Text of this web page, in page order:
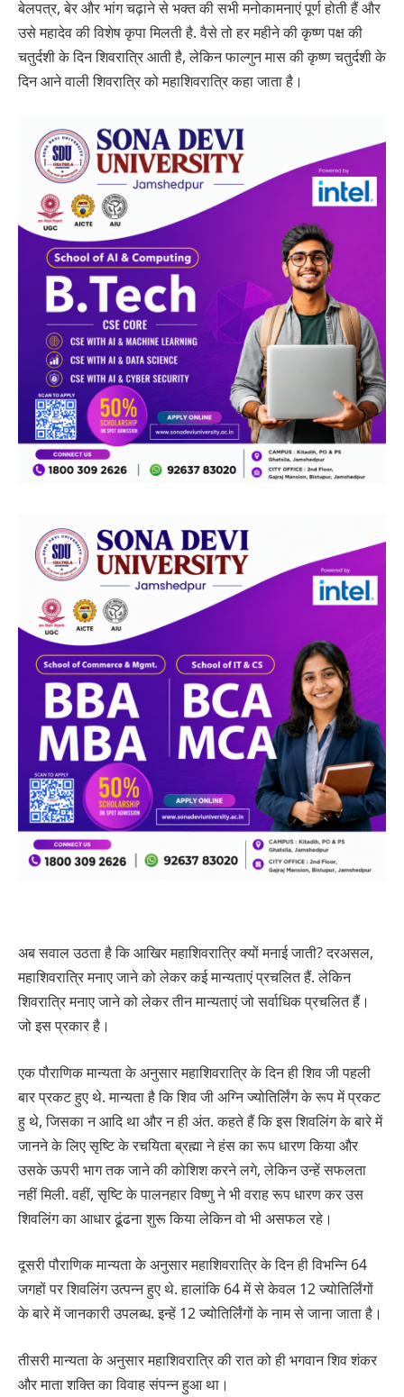
बेलपत्र, बेर और भांग चढ़ाने से भक्‍त की सभी मनोकामनाएं पूर्ण होती हैं और
उसे महादेव की विशेष कृपा मिलती है. वैसे तो हर महीने की कृष्ण पक्ष की
चतुर्दशी के दिन शिवरात्रि आती है, लेकिन फाल्‍गुन मास की कृष्‍ण चतुर्दशी के
दिन आने वाली शिवरात्रि को महाशिवरात्रि कहा जाता है।
अब सवाल उठता है कि आखिर महाशिवरात्रि क्‍यों मनाई जाती? दरअसल,
महाशिवरात्रि मनाए जाने को लेकर कई मान्‍यताएं प्रचलित हैं. लेकिन
शिवरात्रि मनाए जाने को लेकर तीन मान्‍यताएं जो सर्वाधिक प्रचलित हैं।
जो इस प्रकार है।
एक पौराणिक मान्‍यता के अनुसार महाशिवरात्रि के दिन ही शिव जी पहली
बार प्रकट हुए थे. मान्‍यता है कि शिव जी अग्नि ज्योतिर्लिंग के रूप में प्रकट
हु थे, जिसका न आदि था और न ही अंत. कहते हैं कि इस शिवलिंग के बारे में
जानने के लिए सृष्टि के रचयिता ब्रह्मा ने हंस का रूप धारण किया और
उसके ऊपरी भाग तक जाने की कोशिश करने लगे, लेकिन उन्‍हें सफलता
नहीं मिली. वहीं, सृष्टि के पालनहार विष्‍णु ने भी वराह रूप धारण कर उस
शिवलिंग का आधार ढूंढना शुरू किया लेकिन वो भी असफल रहे।
दूसरी पौराणिक मान्‍यता के अनुसार महाशिवरात्रि के दिन ही विभन्नि 64
जगहों पर शिवलिंग उत्‍पन्न हुए थे. हालांकि 64 में से केवल 12 ज्योतिर्लिंगों
के बारे में जानकारी उपलब्‍ध. इन्‍हें 12 ज्योतिर्लिंगों के नाम से जाना जाता है।
तीसरी मान्‍यता के अनुसार महाशिवरात्रि की रात को ही भगवान शिव शंकर
और माता शक्ति का विवाह संपन्न हुआ था।